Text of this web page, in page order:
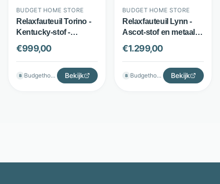
BUDGET HOME STORE
Relaxfauteuil Torino -
Kentucky-stof -
Elektrisch verstelbaar -
Antraciet - Budget
Home Store
€999,00
B Budgethomestore Bekijk
BUDGET HOME STORE
Relaxfauteuil Lynn -
Ascot-stof en metaal -
Elektrisch verstelbaar -
Beige - Budget Home
Store
€1.299,00
B Budgethomestore Bekijk